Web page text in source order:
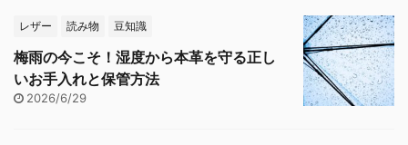
レザー 読み物 豆知識
梅雨の今こそ！湿度から本革を守る正し
いお手入れと保管方法
2026/6/29